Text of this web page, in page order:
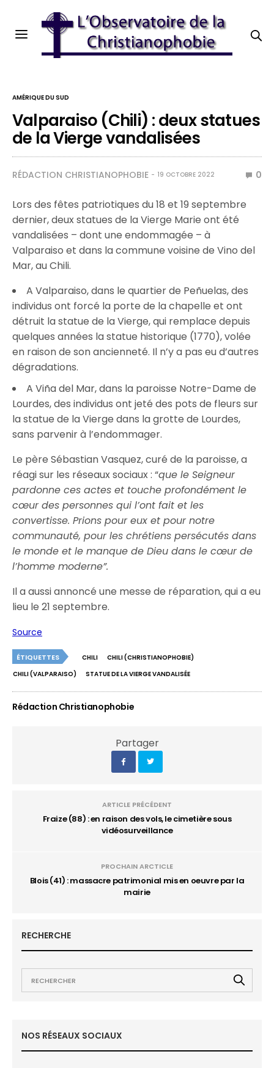
AMÉRIQUE DU SUD
Valparaiso (Chili) : deux statues
de la Vierge vandalisées
RÉDACTION CHRISTIANOPHOBIE 19 OCTOBRE 2022 0
Lors des fêtes patriotiques du 18 et 19 septembre
dernier, deux statues de la Vierge Marie ont été
vandalisées – dont une endommagée – à
Valparaiso et dans la commune voisine de Vino del
Mar, au Chili.
A Valparaiso, dans le quartier de Peñuelas, des
individus ont forcé la porte de la chapelle et ont
détruit la statue de la Vierge, qui remplace depuis
quelques années la statue historique (1770), volée
en raison de son ancienneté. Il n’y a pas eu d’autres
dégradations.
A Viña del Mar, dans la paroisse Notre-Dame de
Lourdes, des individus ont jeté des pots de fleurs sur
la statue de la Vierge dans la grotte de Lourdes,
sans parvenir à l’endommager.
Le père Sébastian Vasquez, curé de la paroisse, a
réagi sur les réseaux sociaux : “que le Seigneur
pardonne ces actes et touche profondément le
cœur des personnes qui l’ont fait et les
convertisse. Prions pour eux et pour notre
communauté, pour les chrétiens persécutés dans
le monde et le manque de Dieu dans le cœur de
l’homme moderne”.
Il a aussi annoncé une messe de réparation, qui a eu
lieu le 21 septembre.
Source
ÉTIQUETTES CHILI
CHILI (CHRISTIANOPHOBIE)
CHILI (VALPARAISO)
STATUE DE LA VIERGE VANDALISÉE
Rédaction Christianophobie
Partager
ARTICLE PRÉCÉDENT
Fraize (88) : en raison des vols, le cimetière sous
vidéosurveillance
PROCHAIN ARCTICLE
Blois (41) : massacre patrimonial mis en oeuvre par la
mairie
RECHERCHE
NOS RÉSEAUX SOCIAUX